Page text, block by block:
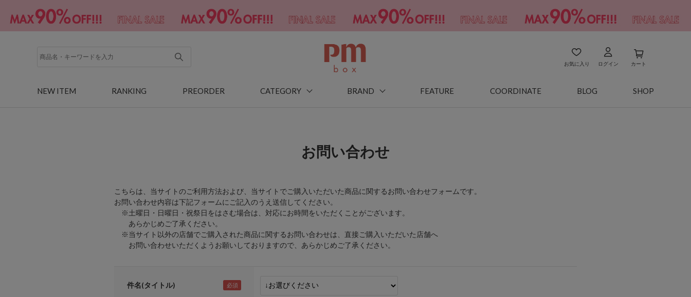
お気に入り ログイン カート
NEW ITEM RANKING PREORDER CATEGORY BRAND FEATURE COORDINATE BLOG SHOP
お問い合わせ
こちらは、当サイトのご利用方法および、当サイトでご購入いただいた商品に関するお問い合わせフォームです。
お問い合わせ内容は下記フォームにご記入のうえ送信してください。
※土曜日・日曜日・祝祭日をはさむ場合は、対応にお時間をいただくことがございます。
あらかじめご了承ください。
※当サイト以外の店舗でご購入された商品に関するお問い合わせは、直接ご購入いただいた店舗へ
お問い合わせいただくようお願いしておりますので、あらかじめご了承ください。
件名(タイトル)